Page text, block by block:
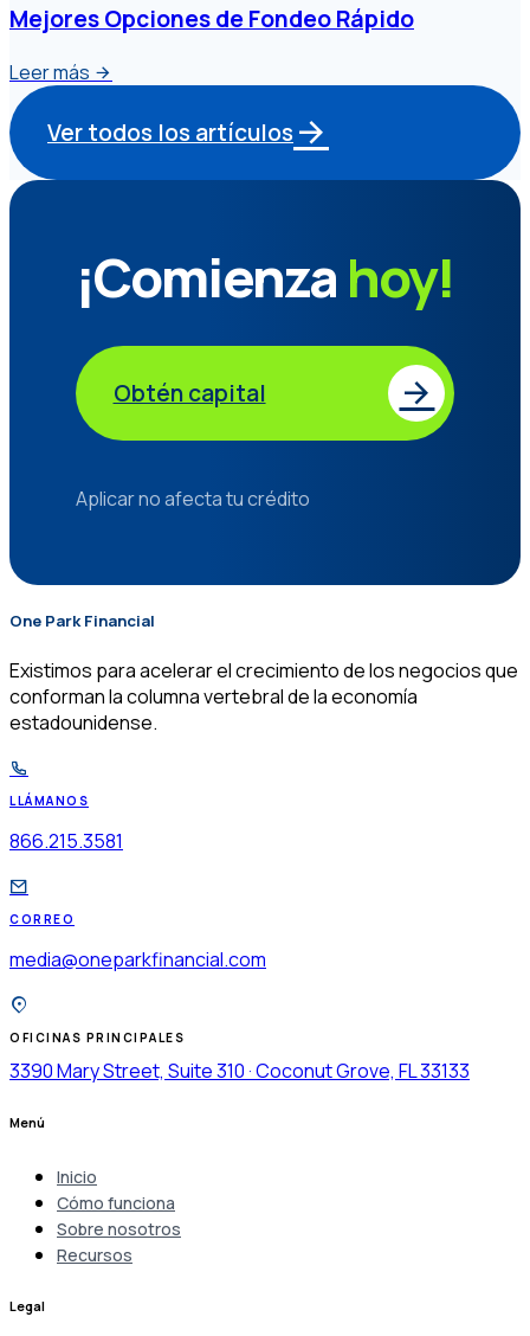
Mejores Opciones de Fondeo Rápido
Leer más
Ver todos los artículos
¡Comienzahoy!
Obtén capital
Aplicar no afecta tu crédito
$
One Park Financial
Existimos para acelerar el crecimiento de los negocios que
conforman la columna vertebral de la economía
estadounidense.
LLÁMANOS
866.215.3581
CORREO
media@oneparkfinancial.com
OFICINAS PRINCIPALES
3390 Mary Street, Suite 310 · Coconut Grove, FL 33133
Menú
Inicio
Cómo funciona
Sobre nosotros
Recursos
Legal